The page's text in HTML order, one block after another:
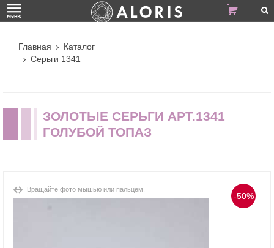
Главная
Каталог
Серьги 1341
ЗОЛОТЫЕ СЕРЬГИ АРТ.1341
ГОЛУБОЙ ТОПАЗ
-50%
Вращайте фото мышью или пальцем.